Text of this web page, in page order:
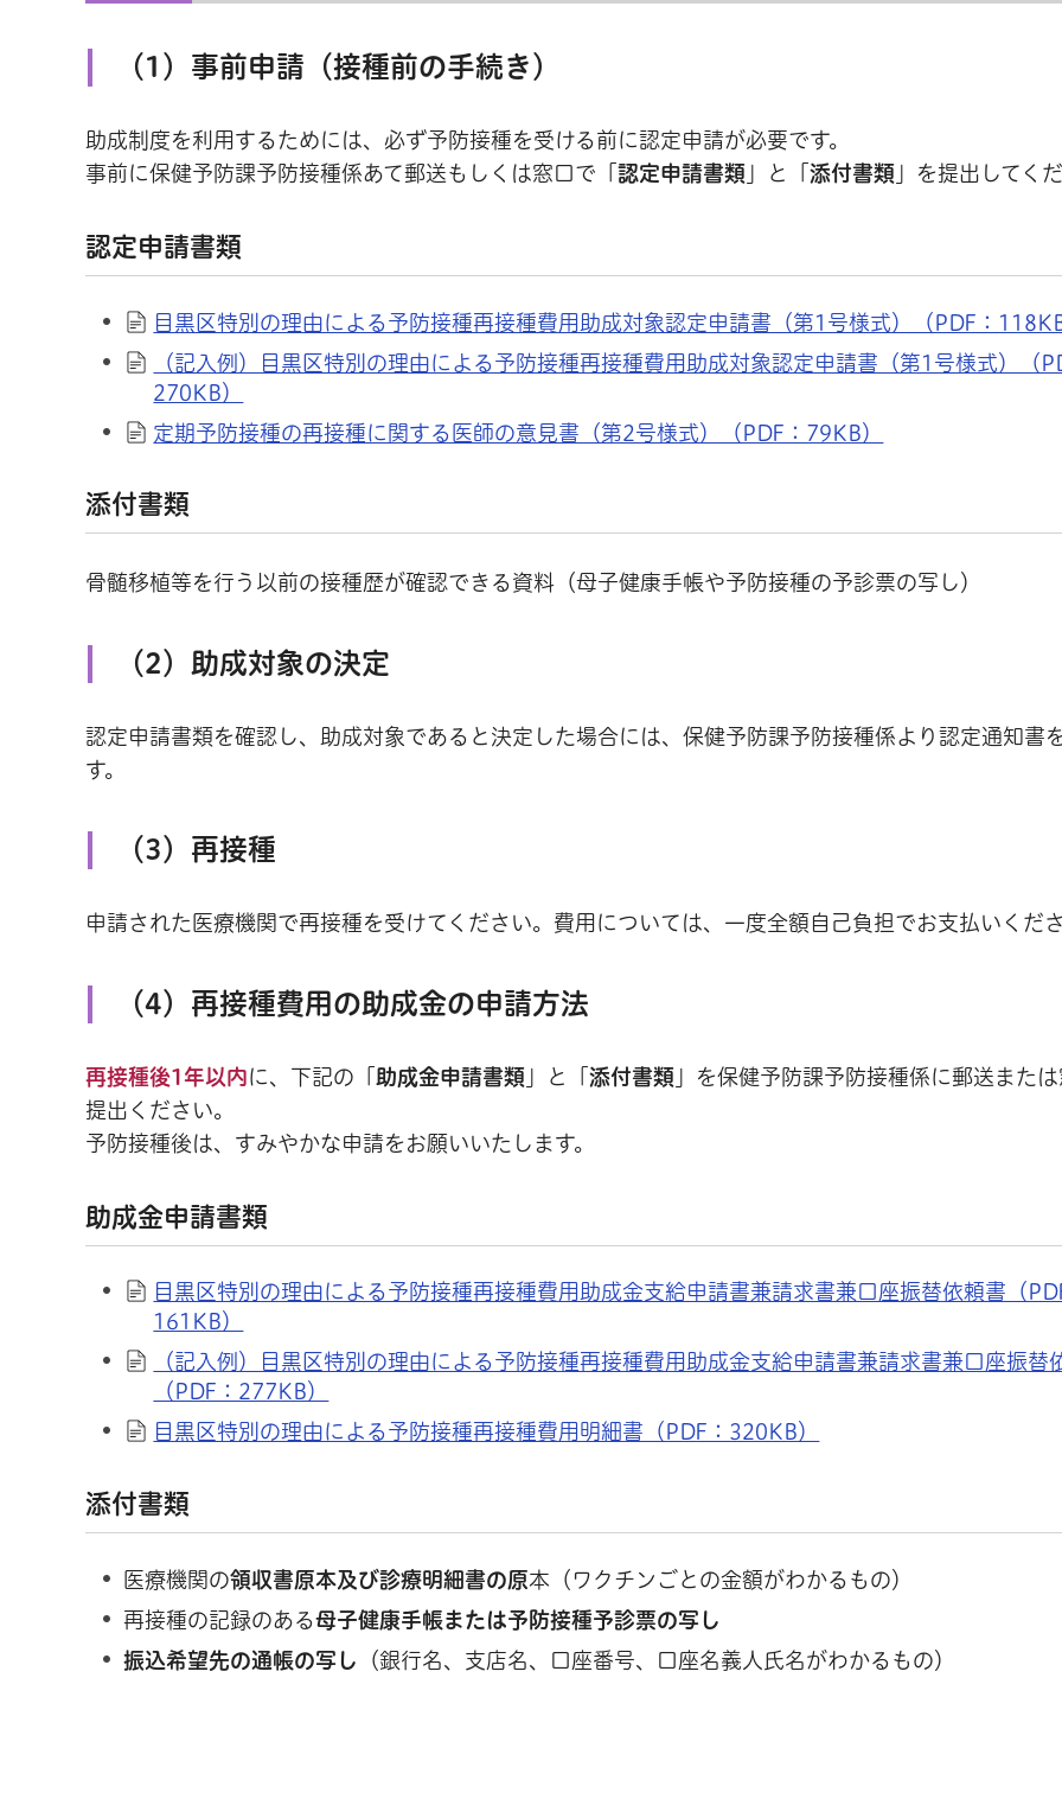
（1）事前申請（接種前の手続き）
助成制度を利用するためには、必ず予防接種を受ける前に認定申請が必要です。
事前に保健予防課予防接種係あて郵送もしくは窓口で「 認定申請書類 」と「 添付書類 」を提出してく
認定申請書類
目黒区特別の理由による予防接種再接種費用助成対象認定申請書（第1号様式）（PDF：118KB
（記入例）目黒区特別の理由による予防接種再接種費用助成対象認定申請書（第1号様式）（
270KB）
定期予防接種の再接種に関する医師の意見書（第2号様式）（PDF：79KB）
添付書類
骨髄移植等を行う以前の接種歴が確認できる資料（母子健康手帳や予防接種の予診票の写し）
（2）助成対象の決定
認定申請書類を確認し、助成対象であると決定した場合には、保健予防課予防接種係より認定通知書
す。
（3）再接種
申請された医療機関で再接種を受けてください。費用については、一度全額自己負担でお支払いくださ
（4）再接種費用の助成金の申請方法
再接種後1年以内に、下記の「 助成金申請書類 」と「 添付書類 」を保健予防課予防接種係に郵送また
提出ください。
予防接種後は、すみやかな申請をお願いいたします。
助成金申請書類
目黒区特別の理由による予防接種再接種費用助成金支給申請書兼請求書兼口座振替依頼書（
161KB）
（記入例）目黒区特別の理由による予防接種再接種費用助成金支給申請書兼請求書兼口座振替
（PDF：277KB）
目黒区特別の理由による予防接種再接種費用明細書（PDF：320KB）
添付書類
医療機関の領収書原本及び診療明細書の原本（ワクチンごとの金額がわかるもの）
再接種の記録のある母子健康手帳または予防接種予診票の写し
振込希望先の通帳の写し
（銀行名、支店名、口座番号、口座名義人氏名がわかるもの）